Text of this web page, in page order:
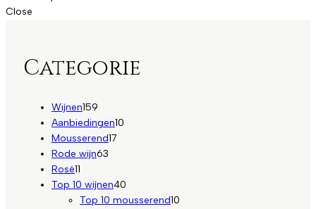
Close
Categorie
Wijnen159
producten
Aanbiedingen10
Mousserend17
Rode wijn63
Rosé11
producten
Top 10 wijnen40
producten
Top 10 mousserend10